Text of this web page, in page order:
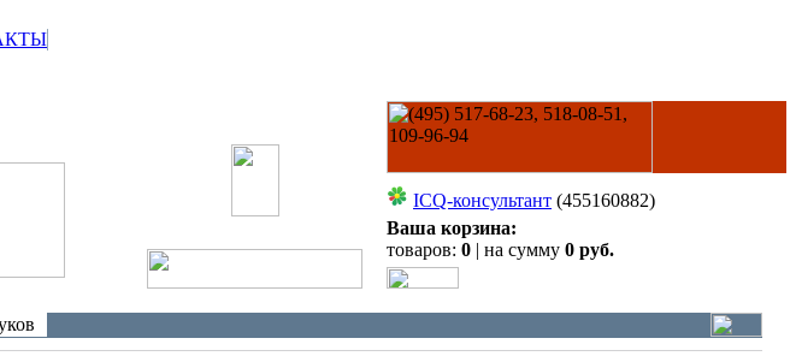
ICQ-консультант (455160882)
Ваша корзина:
товаров: 0 | на сумму 0 руб.